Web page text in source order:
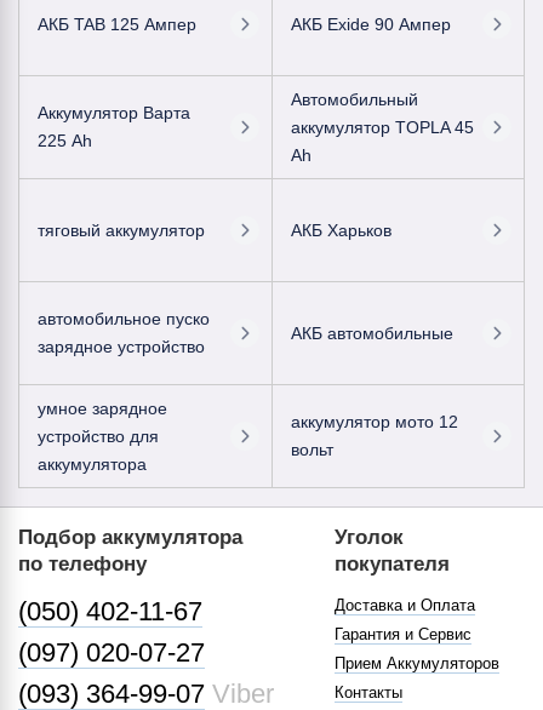
АКБ TAB 125 Ампер АКБ Exide 90 Ампер
Аккумулятор Варта
225 Ah
Автомобильный
аккумулятор TOPLA 45
Ah
тяговый аккумулятор АКБ Харьков
автомобильное пуско
зарядное устройство
АКБ автомобильные
умное зарядное
устройство для
аккумулятора
аккумулятор мото 12
вольт
Подбор аккумулятора
по телефону
(050) 402-11-67
(097) 020-07-27
(093) 364-99-07 Viber
Уголок
покупателя
Доставка и Оплата
Гарантия и Сервис
Прием Аккумуляторов
Контакты